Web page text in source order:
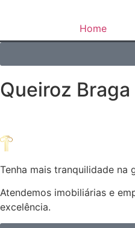
Home
Queiroz Braga
Tenha mais tranquilidade na
Atendemos imobiliárias e
excelência.